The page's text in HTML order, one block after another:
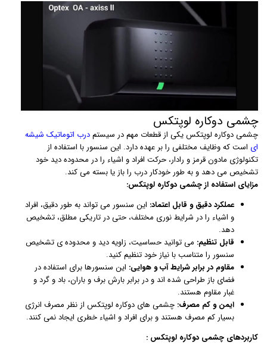
چشمی دوکاره لوپتکس
چشمی دوکاره لوپتکس یکی از قطعات مهم در سیستمدرب اتوماتیک شیشه
ای است که وظایف مختلفی را بر عهده دارد. این سنسور با استفاده از
تکنولوژی مادون قرمز و رادار، حرکت افراد و اشیاء را در محدوده دید خود
تشخیص می دهد و به طور خودکار درب را باز یا بسته می کند.
مزایای استفاده از چشمی دوکاره لوپتکس:
عملکرد دقیق و قابل اعتماد: این سنسور می تواند به طور دقیق، افراد
و اشیاء را در شرایط نوری مختلف، حتی در تاریکی مطلق، تشخیص
دهد.
قابل تنظیم: می توانید حساسیت، زاویه دید و محدوده ی تشخیص
سنسور را متناسب با نیاز خود تنظیم کنید.
مقاوم در برابر شرایط آب و هوایی: این سنسورها برای استفاده در
فضای باز طراحی شده اند و در برابر بارش برف و باران، باد و گرد و
غبار مقاوم هستند.
ایمن و کم مصرف: چشمی های دوکاره لوپتکس از نظر مصرف انرژی
بسیار کم مصرف هستند و برای افراد و اشیاء خطری ایجاد نمی کنند.
کاربردهای چشمی دوکاره لوپتکس :